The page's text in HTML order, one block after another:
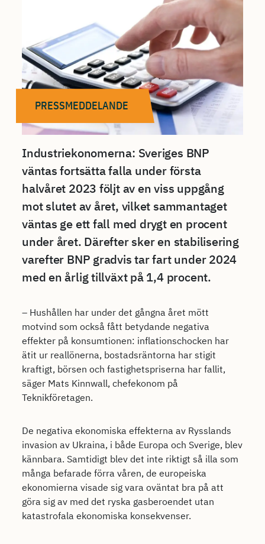
PRESSMEDDELANDE
Industriekonomerna: Sveriges BNP
väntas fortsätta falla under första
halvåret 2023 följt av en viss uppgång
mot slutet av året, vilket sammantaget
väntas ge ett fall med drygt en procent
under året. Därefter sker en stabilisering
varefter BNP gradvis tar fart under 2024
med en årlig tillväxt på 1,4 procent.
– Hushållen har under det gångna året mött
motvind som också fått betydande negativa
effekter på konsumtionen: inflationschocken har
ätit ur reallönerna, bostadsräntorna har stigit
kraftigt, börsen och fastighetspriserna har fallit,
säger Mats Kinnwall, chefekonom på
Teknikföretagen.
De negativa ekonomiska effekterna av Rysslands
invasion av Ukraina, i både Europa och Sverige, blev
kännbara. Samtidigt blev det inte riktigt så illa som
många befarade förra våren, de europeiska
ekonomierna visade sig vara oväntat bra på att
göra sig av med det ryska gasberoendet utan
katastrofala ekonomiska konsekvenser.